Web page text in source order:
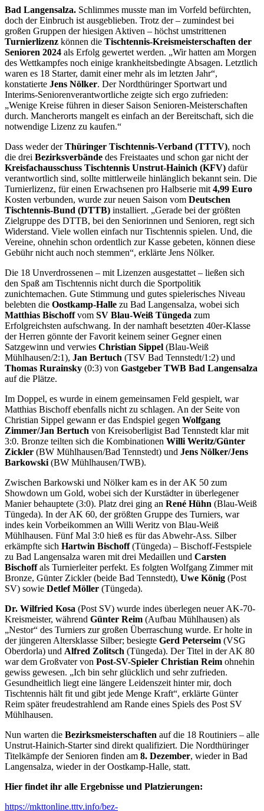
Bad Langensalza. Schlimmes musste man im Vorfeld befürchten,
doch der Einbruch ist ausgeblieben. Trotz der – zumindest bei
großen Gruppen der hiesigen Aktiven – höchst umstrittenen
Turnierlizenz können die Tischtennis-Kreismeisterschaften der
Senioren 2024 als Erfolg gewertet werden. „Wir hatten am Morgen
des Wettkampfes noch einige krankheitsbedingte Absagen. Letztlich
waren es 18 Starter, damit einer mehr als im letzten Jahr“,
konstatierte Jens Nölker. Der Nordthüringer Sportwart und
Interims-Seniorenverantwortliche zeigte sich ergo zufrieden:
„Wenige Kreise führen in dieser Saison Senioren-Meisterschaften
durch. Mancherorts mangelt es einfach an der Bereitschaft, sich die
notwendige Lizenz zu kaufen.“
Dass weder derThüringer Tischtennis-Verband (TTTV), noch
die drei Bezirksverbände des Freistaates und schon gar nicht der
Kreisfachausschuss Tischtennis Unstrut-Hainich (KFV) dafür
verantwortlich sind, sollte mittlerweile hinlänglich bekannt sein. Die
Turnierlizenz, für einen Erwachsenen pro Halbserie mit 4,99 Euro
Kosten verbunden, wurde zur neuen Saison vom Deutschen
Tischtennis-Bund (DTTB) installiert. „Gerade bei der größten
Zielgruppe des DTTB, bei den Seniorinnen und Senioren, regt sich
Widerstand. Viele wollen einfach nur Tischtennis spielen. Und, die
Vereine, ohnehin schon ordentlich zur Kasse gebeten, können diese
Gebühr nicht auch noch stemmen“, erklärte Jens Nölker.
Die 18 Unverdrossenen – mit Lizenzen ausgestattet – ließen sich
den Spaß am Tischtennis nicht durch die Sportpolitik
zunichtemachen. Gute Stimmung und gutes spielerisches Niveau
belebten die Oostkamp-Halle zu Bad Langensalza, wobei sich
Matthias Bischoffvom SV Blau-Weiß Tüngeda zum
Erfolgreichsten aufschwang. In der namhaft besetzten 40er-Klasse
der Herren gönnte der Favorit keinem seiner Gegner einen
Satzgewinn und verwies Christian Sippel (Blau-Weiß
Mühlhausen/2:1), Jan Bertuch (TSV Bad Tennstedt/1:2) und
Thomas Rurainsky (0:3) von Gastgeber TWB Bad Langensalza
auf die Plätze.
Im Doppel, es wurde in einem gemeinsamen Feld gespielt, war
Matthias Bischoff ebenfalls nicht zu schlagen. An der Seite von
Christian Sippel gewann er das Endspiel gegen Wolfgang
Zimmer/Jan Bertuch von Kreisoberligist Bad Tennstedt klar mit
3:0. Bronze teilten sich die Kombinationen Willi Weritz/Günter
Zickler (BW Mühlhausen/Bad Tennstedt) und Jens Nölker/Jens
Barkowski (BW Mühlhausen/TWB).
Zwischen Barkowski und Nölker kam es in der AK 50 zum
Showdown um Gold, wobei sich der Kurstädter in überlegener
Manier behauptete (3:0). Platz drei ging an René Hühn (Blau-Weiß
Tüngeda). In der AK 60, der größten Gruppe des Turniers, war
indes kein Vorbeikommen an Willi Weritz von Blau-Weiß
Mühlhausen. Fünf Mal 3:0 hieß es für das Abwehr-Ass. Silber
erkämpfte sich Hartwin Bischoff(Tüngeda) – Bischoff-Festspiele
zu Bad Langensalza waren mit drei Medaillen und Carsten
Bischoffals Turnierleiter perfekt. Es folgten Wolfgang Zimmer mit
Bronze, Günter Zickler (beide Bad Tennstedt), Uwe König (Post
SV) sowie Detlef Möller (Tüngeda).
Dr. Wilfried Kosa (Post SV) wurde indes überlegen neuer AK-70-
Kreismeister, während Günter Reim (Aufbau Mühlhausen) als
„Nestor“ des Turniers zur großen Überraschung wurde. Er holte in
der jüngeren Altersklasse Silber; besiegte Gerd Peterseim (VSG
Oberdorla) und Alfred Zolitsch (Tüngeda). Der Titel in der AK 80
war dem Großvater von Post-SV-Spieler Christian Reim ohnehin
gewiss gewesen. „Ich bin sehr glücklich und sehr zufrieden.
Gesundheitlich liegt eine längere Leidenszeit hinter mir, doch
Tischtennis hält fit und gibt jede Menge Kraft“, erklärte Günter
Reim später freudestrahlend am Rande eines Spiels des Post SV
Mühlhausen.
Nun warten die Bezirksmeisterschaften auf die 18 Routiniers – alle
Unstrut-Hainich-Starter sind direkt qualifiziert. Die Nordthüringer
Titelkämpfe der Senioren finden am 8. Dezember, wieder in Bad
Langensalza, wieder in der Oostkamp-Halle, statt.
Hier findet ihr alle Ergebnisse und Platzierungen:
https://mkttonline.tttv.info/bez-